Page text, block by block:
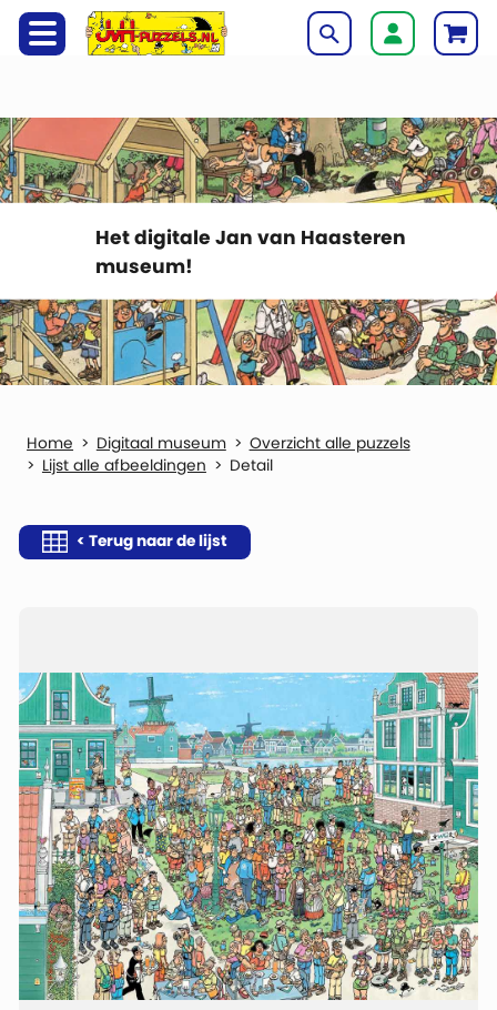
Het digitale Jan van Haasteren
museum!
Digitaal museum
Overzicht alle puzzels
Lijst alle afbeeldingen
Detail
< Terug naar de lijst